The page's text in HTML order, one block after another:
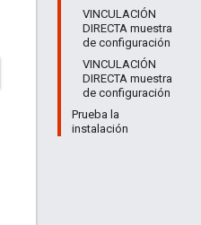
VINCULACIÓN
DIRECTA muestra
de configuración
VINCULACIÓN
DIRECTA muestra
de configuración
Prueba la
instalación